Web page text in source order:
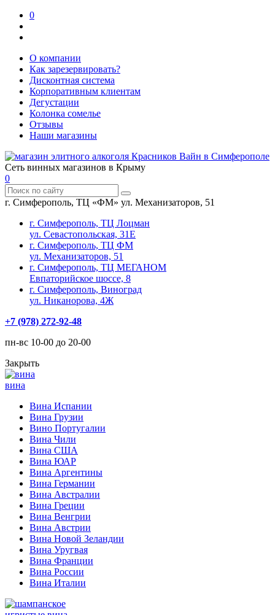
0
О компании
Как зарезервировать?
Дисконтная система
Корпоративным клиентам
Дегустации
Колонка сомелье
Отзывы
Наши магазины
Сеть винных магазинов в Крыму
0
г. Симферополь, ТЦ «ФМ» ул. Механизаторов, 51
г. Симферополь, ТЦ Лоцман
ул. Севастопольская, 31Е
г. Симферополь, ТЦ ФМ
ул. Механизаторов, 51
г. Симферополь, ТЦ МЕГАНОМ
Евпаторийское шоссе, 8
г. Симферополь, Виноград
ул. Никанорова, 4Ж
+7 (978) 272-92-48
пн-вс 10-00 до 20-00
Закрыть
вина
Вина Испании
Вина Грузии
Вино Португалии
Вина Чили
Вина США
Вина ЮАР
Вина Аргентины
Вина Германии
Вина Австралии
Вина Греции
Вина Венгрии
Вина Австрии
Вина Новой Зеландии
Вина Уругвая
Вина Франции
Вина России
Вина Италии